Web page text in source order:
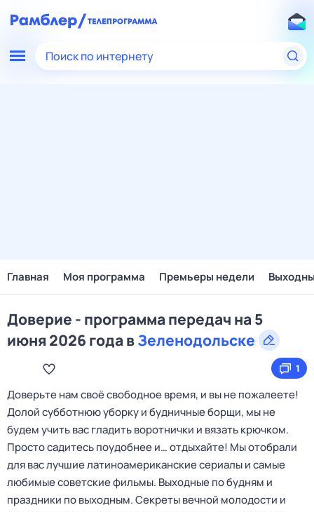
Поиск по интернету
Главная Моя программа Премьеры недели
Доверие - программа передач на 5
июня 2026 года вЗеленодольске
1
Доверьте нам своё свободное время, и вы не пожалеете!
Долой субботнюю уборку и будничные борщи, мы не
будем учить вас гладить воротнички и вязать крючком.
Просто садитесь поудобнее и… отдыхайте! Мы отобрали
для вас лучшие латиноамериканские сериалы и самые
любимые советские фильмы. Выходные по будням и
праздники по выходным. Секреты вечной молодости и